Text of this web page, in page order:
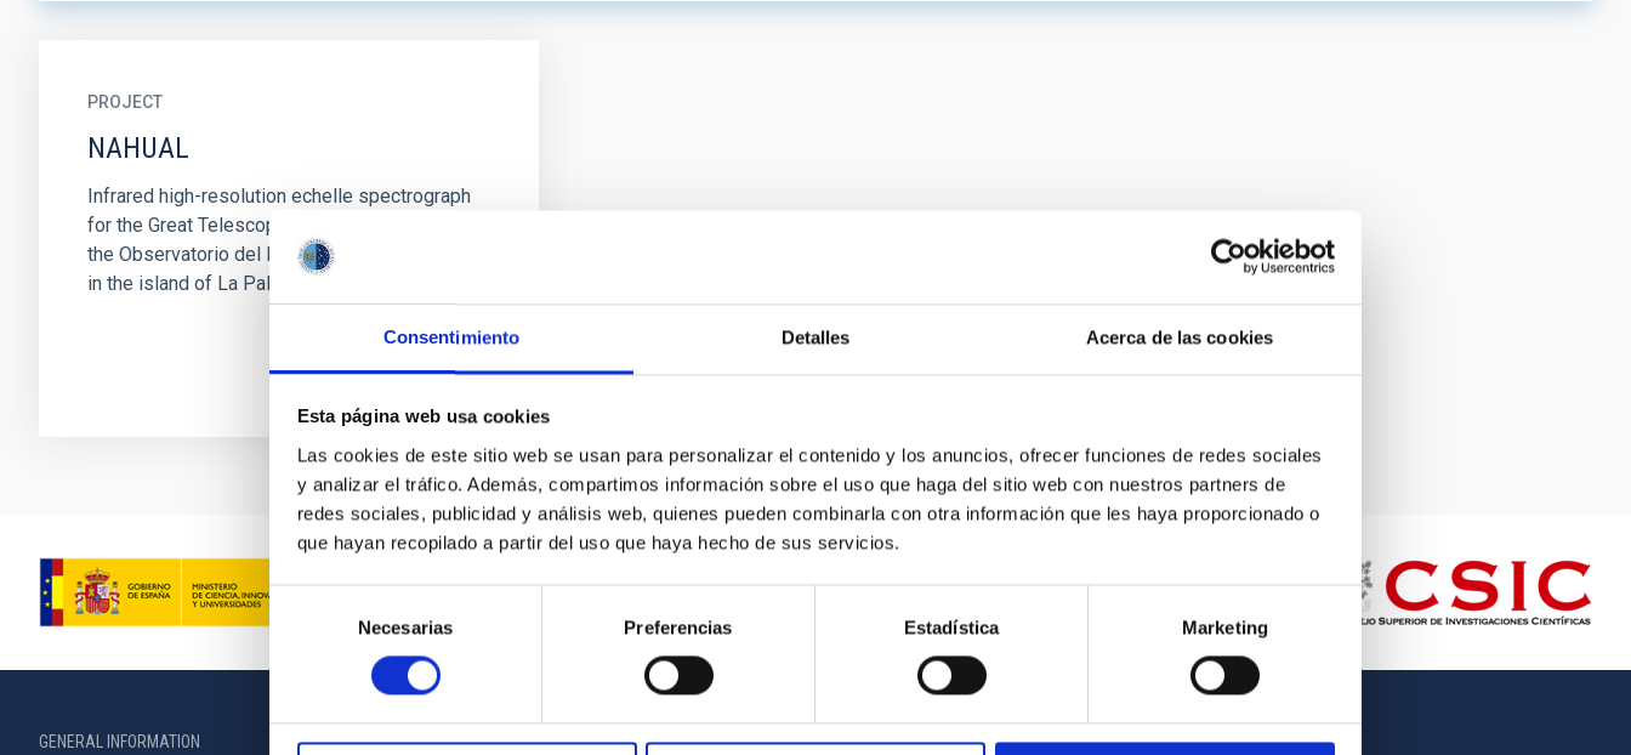
Consentimiento Detalles Acerca de las cookies
Esta página web usa cookies
Las cookies de este sitio web se usan para personalizar el contenido y los anuncios, ofrecer funciones de redes sociales
y analizar el tráfico. Además, compartimos información sobre el uso que haga del sitio web con nuestros partners de
redes sociales, publicidad y análisis web, quienes pueden combinarla con otra información que les haya proporcionado o
que hayan recopilado a partir del uso que haya hecho de sus servicios.
Selección
de
consentimiento
Necesarias Preferencias Estadística Marketing
PROJECT
NAHUAL
Infrared high-resolution echelle spectrograph
for the Great Telescope CANARIAS (GTC) of
the Observatorio del Roque de los Muchachos
in the island of La Palma...
GENERAL INFORMATION ABOUT THE IAC IAC PORTAL OTHER LINKS